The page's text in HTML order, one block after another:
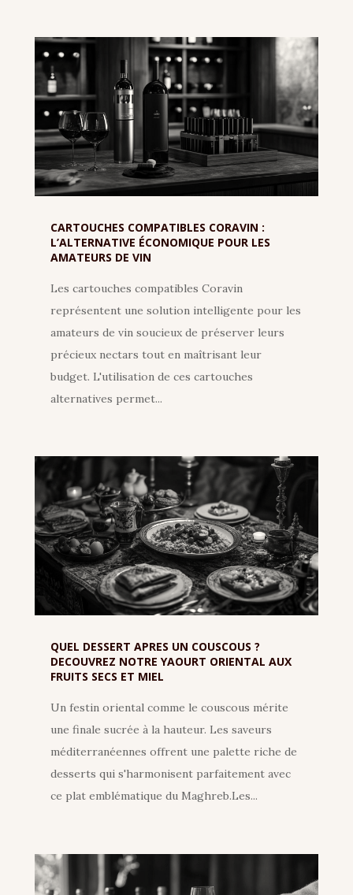
CARTOUCHES COMPATIBLES CORAVIN :
L’ALTERNATIVE ÉCONOMIQUE POUR LES
AMATEURS DE VIN
Les cartouches compatibles Coravin
représentent une solution intelligente pour les
amateurs de vin soucieux de préserver leurs
précieux nectars tout en maîtrisant leur
budget. L'utilisation de ces cartouches
alternatives permet...
QUEL DESSERT APRES UN COUSCOUS ?
DECOUVREZ NOTRE YAOURT ORIENTAL AUX
FRUITS SECS ET MIEL
Un festin oriental comme le couscous mérite
une finale sucrée à la hauteur. Les saveurs
méditerranéennes offrent une palette riche de
desserts qui s'harmonisent parfaitement avec
ce plat emblématique du Maghreb.Les...